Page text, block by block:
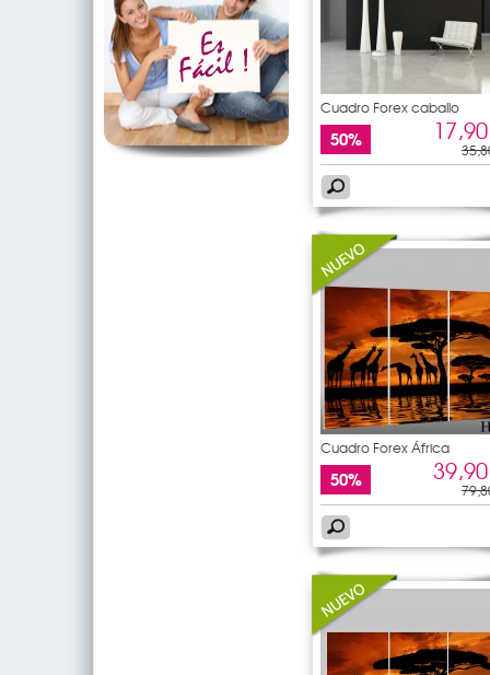
Cuadro Forex caballo
50%
Cuadro Forex África
50%